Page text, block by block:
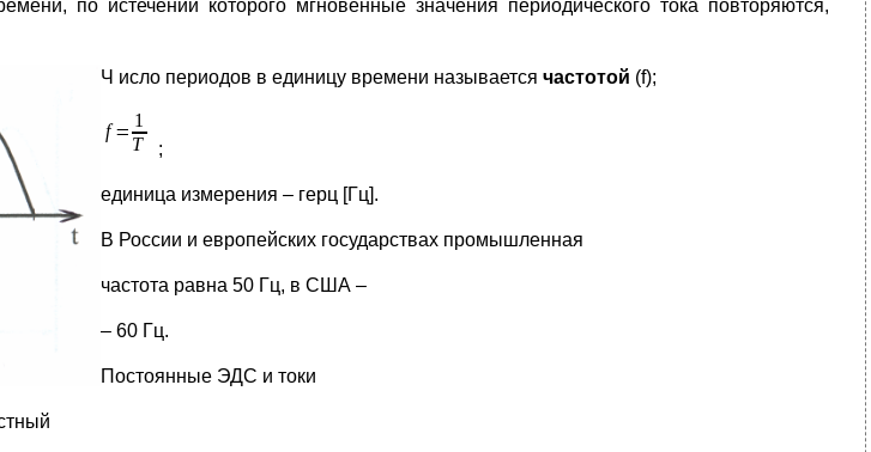
по истечении которого мгновенные значения периодического тока повторяются,
Ч исло периодов в единицу времени называется частотой (f);
;
единица измерения – герц [Гц].
В России и европейских государствах промышленная
частота равна 50 Гц, в США –
– 60 Гц.
Постоянные ЭДС и токи